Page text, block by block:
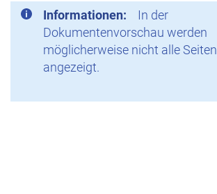
Informationen:
In der
Dokumentenvorschau werden
möglicherweise nicht alle Seiten
angezeigt.